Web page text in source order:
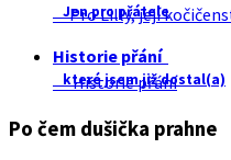
Jen pro přátele
Pro Lilly, její
Historie přání
které jsem již dostal(a)
Historie přání
Po čem dušička prahne